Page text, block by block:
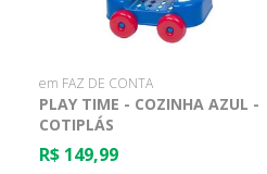
em FAZ DE CONTA
PLAY TIME - COZINHA AZUL -
COTIPLÁS
R$ 149,99